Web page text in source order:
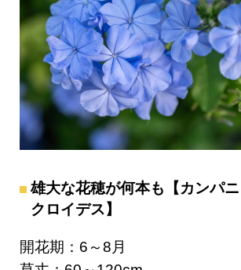
雄大な花穂が何本も【カンパ
クロイデス】
開花期：6～8月